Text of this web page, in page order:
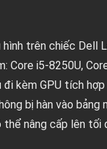
hình trên chiếc Dell
Core i5-8250U,
kèm GPU tích
bị hàn vào bảng
nâng cấp lên tối